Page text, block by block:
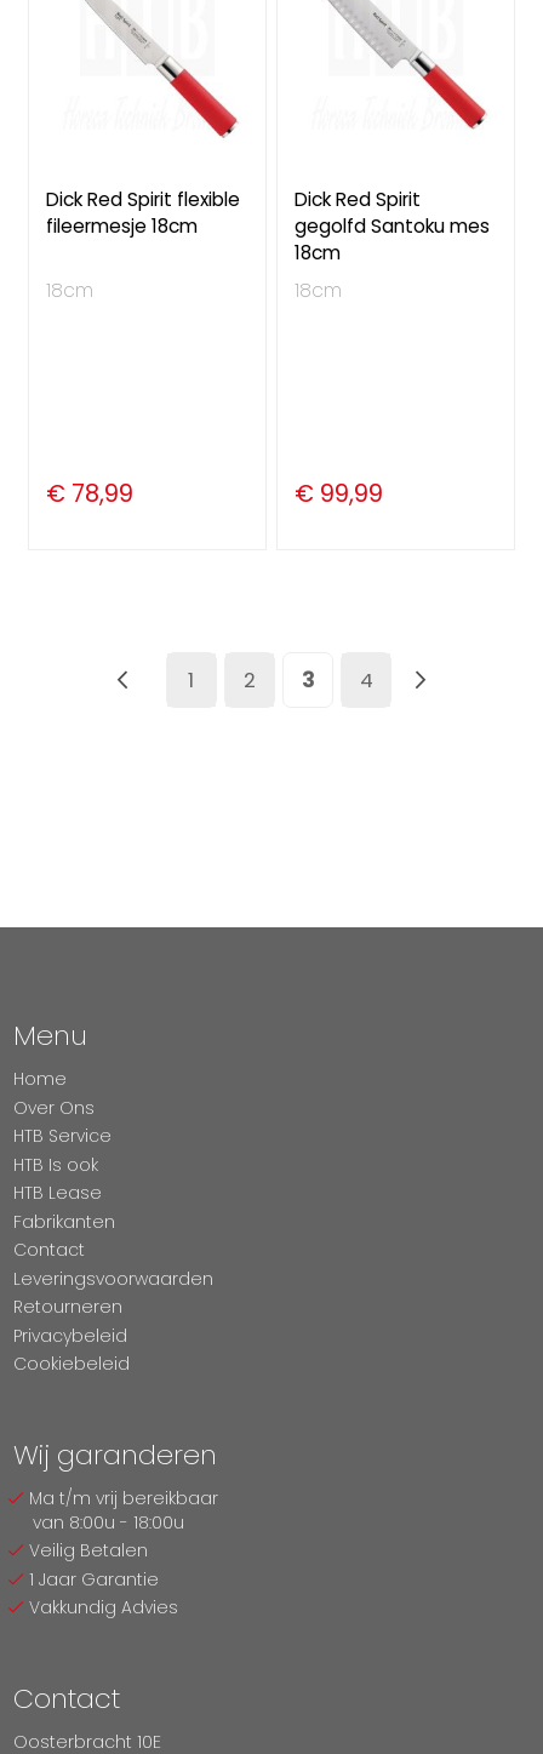
Dick Red Spirit flexible
fileermesje 18cm
18cm
€ 78,99
Dick Red Spirit
gegolfd Santoku mes
18cm
18cm
€ 99,99
Pagina
VorigePagina
1 Pagina
2 U lees momenteel
3 Pagina
4
Menu
Home
Over Ons
HTB Service
HTB Is ook
HTB Lease
Fabrikanten
Contact
Leveringsvoorwaarden
Retourneren
Privacybeleid
Cookiebeleid
Wij garanderen
Ma t/m vrij bereikbaar
van 8:00u - 18:00u
Veilig Betalen
1 Jaar Garantie
Vakkundig Advies
Contact
Oosterbracht 10E